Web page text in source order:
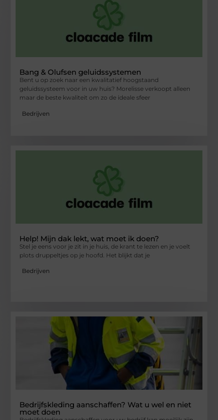
Bang & Olufsen geluidssystemen
Bent u op zoek naar een kwalitatief hoogstaand
geluidssysteem voor in uw huis? Morelisse verkoopt alleen
maar de beste kwaliteit om zo de ideale sfeer
Bedrijven
Help! Mijn dak lekt, wat moet ik doen?
Stel je eens voor je zit in je huis, de krant te lezen en je voelt
plots druppeltjes op je hoofd. Het blijkt dat je
Bedrijven
Bedrijfskleding aanschaffen? Wat u wel en niet
moet doen